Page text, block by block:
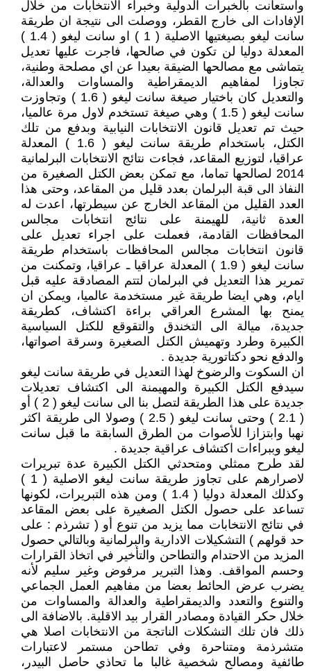
واستعانت بالخبرات الدولية وخبراء الانتخابات من خلال
الإفادات الى خارج القطر، ووصلت الى نتيجة ان طريقة
سانت ليغو بصيغتيها الاصلية ( 1 ) او سانت ليغو ( 1.4 )
المعدلة دوليا لن تكون في صالحها، فاجرت عليها تعديل
يتماشى مع مصالحها الضيقة بعيدا عن اي مصلحة وطنية،
تجاوزا لمفاهيم الديمقراطية والمساوات والعدالة،
والتعديل كان باختيار صيغة سانت ليغو ( 1.6 ) وتجاوزت
سانت ليغو ( 1.5 ) وهي صيغة تستخدم لاول مرة عالميا،
حيث تم تعديل قانون الانتخابات النيابية وبدفع من تلك
الكتل، باستخدام طريقة سانت ليغو ( 1.6 ) المعدلة
عراقيا، لتوزيع المقاعد، فجاءت نتائج الانتخابات البرلمانية
2014 لصالحها تماما، مع تمكن بعض الكتل الصغيرة من
النفاذ الى قبة البرلمان بعدد قليل من المقاعد، وحتى هذا
العدد القليل من المقاعد الخارج عن سيطرتها، اعدت له
العدة ثانية، للهيمنة على نتائج انتخابات مجالس
المحافظات القادمة، فعملت على اجراء تعديل على
قانون انتخابات مجالس المحافظات باستخدام طريقة
سانت ليغو ( 1.9 ) المعدلة عراقيا ـ عراقيا، وتمكنت من
تمرير هذا التعديل في البرلمان لتتم المصادقة عليه قبل
ايام، وهي ايضا طريقة غير مستخدمة عالميا، ويمكن ان
يمنح بها المشرع العراقي براءة اكتشاف، كطريقة
جديدة، ميالة الى التخندق والتقوقع للكتل السياسية
الكبيرة وطرد وتهميش الكتل الصغيرة وسرقة اصواتها،
والدفع نحو دكتاتورية جديدة .
ان السكوت والرضوخ لهذا التعديل في طريقة سانت ليغو
سيدفع الكتل الكبيرة والمهيمنة الى اكتشاف تعديلات
جديدة على هذا الطريقة لتصل بنا الى سانت ليغو ( 2 ) أو
( 2.1 ) وحتى سانت ليغو ( 2.5 ) وصولا الى طريقة اكثر
نهبا وابتزازا للأصوات من الطرق السابقة ما قبل سانت
ليغو وببراءات اكتشاف عراقية جديدة .
لقد طرح ممثلي ومتحدثي الكتل الكبيرة عدة تبريرات
لاصرارهم على تجاوز طريقة سانت ليغو الاصلية ( 1 )
وكذلك المعدلة دوليا ( 1.4 ) ومن هذه التبريرات، لكونها
تساعد على حصول الكتل الصغيرة على بعض المقاعد
في نتائج الانتخابات مما يزيد من تنوع أو ( تشرذم : على
حد قولهم ) التشكيلات الادارية والبرلمانية وبالتالي حصول
المزيد من الاحتدام والتطاحن والتأخير في اتخاذ القرارات
وحسم المواقف. وهذا التبرير مرفوض وغير سليم لأنه
يضرب عرض الحائط بعضا من مفاهيم العمل الجماعي
والتنوع والتعدد والديمقراطية والعدالة والمساوات من
خلال حكر القيادة ومصادر القرار بيد الاقلية. بالاضافة الى
ذلك فان تلك التشكلات الناتجة من الانتخابات اصلا هي
متشرذمة ومتناحرة وفي تطاحن مستمر لاعتبارات
طائفية ومصالح شخصية غالبا ما تحاذي حاصل البيدر،